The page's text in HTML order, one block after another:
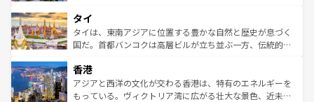
リティに包まれながら、韓国の多彩な魅力を心ゆくまで味
わってみてほしい。 なお、新着の韓国情報はコンテンツ一
覧を参照してほしい。
急速な発展と共に伝統が息づく。ハノイの古い町並みやホ
ーチミン市のフランス統治時代の建物も、独特の雰囲気を
醸し出している。また、バラエティの豊かさとおいしさで
とつ。フォーやバインミー、ベトナムコーヒーなどは、ぜ
ひ現地で味わいたい。どの地域を訪れてもあたたかい人々
が旅行者を迎えてくれるので、きっと忘れられない旅にな
タイ
タイは、東南アジアに位置する豊かな自然と歴史が息づく
国だ。首都バンコクは高層ビルが立ち並ぶ一方、伝統的な
の活気が交差している。北部ではチェンマイなどの山岳地
帯で自然と触れ合い、南部ではプーケットやクラビの美し
いビーチでリゾート気分を楽しむことができる。タイ料理
香港
アジアと西洋の文化が交わる香港は、特有のエネルギーを
もっている。ヴィクトリア湾に広がる壮大な景色、近未来